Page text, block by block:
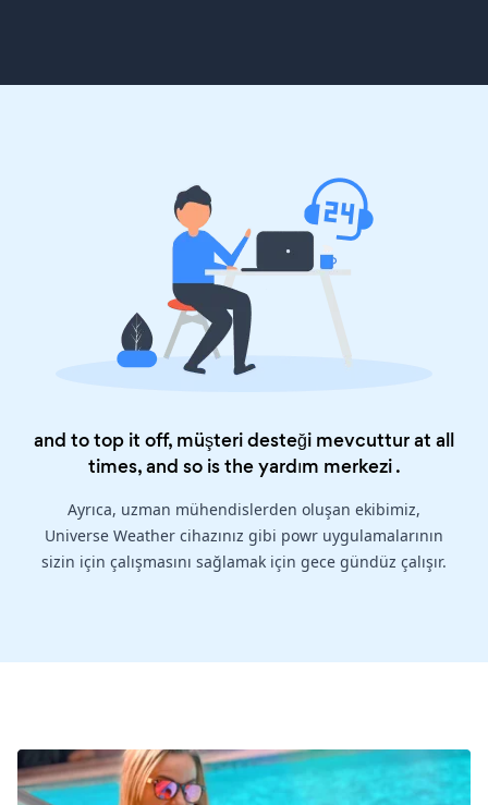
and to top it off, müşteri desteği mevcuttur at all
times, and so is theyardım merkezi.
Ayrıca, uzman mühendislerden oluşan ekibimiz,
Universe Weather cihazınız gibi powr uygulamalarının
sizin için çalışmasını sağlamak için gece gündüz çalışır.